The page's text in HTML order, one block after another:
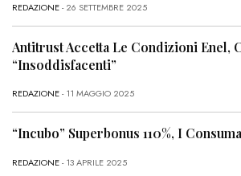
REDAZIONE- 26 SETTEMBRE 2025
Antitrust Accetta Le Condizioni Enel,
“Insoddisfacenti”
REDAZIONE- 11 MAGGIO 2025
“Incubo” Superbonus 110%, I
REDAZIONE- 13 APRILE 2025